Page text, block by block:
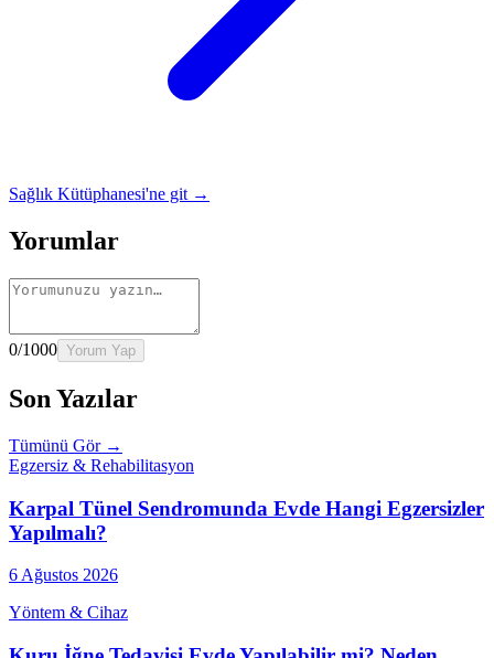
Sağlık Kütüphanesi'ne git →
Yorumlar
0/1000 Yorum Yap
Son Yazılar
Tümünü Gör →
Egzersiz & Rehabilitasyon
Karpal Tünel Sendromunda Evde Hangi Egzersizler
Yapılmalı?
6 Ağustos 2026
Yöntem & Cihaz